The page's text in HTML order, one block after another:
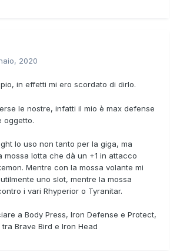
2020
in effetti mi ero scordato di dirlo.
le nostre, infatti il mio è max defense
oggetto.
lo uso non tanto per la giga, ma
mossa lotta che dà un +1 in attacco
Mentre con la mossa volante mi
uno slot, mentre la mossa
i vari Rhyperior o Tyranitar.
a Body Press, Iron Defense e Protect,
Brave Bird e Iron Head